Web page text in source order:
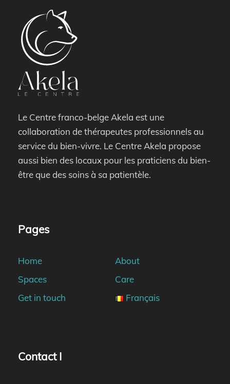
Le Centre franco-belge Akela est une
collaboration de thérapeutes professionnels au
service du bien-vivre. Le Centre Akela propose
aussi bien des locaux pour les praticiens du bien-
être que des soins à sa patientèle.
Pages
Home
About
Spaces
Care
Get in touch
Français
Contact I